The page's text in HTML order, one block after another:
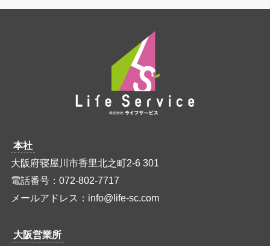
本社
大阪府寝屋川市香里北之町2-6 301
電話番号：072-802-7717
メールアドレス：info@life-sc.com
大阪営業所